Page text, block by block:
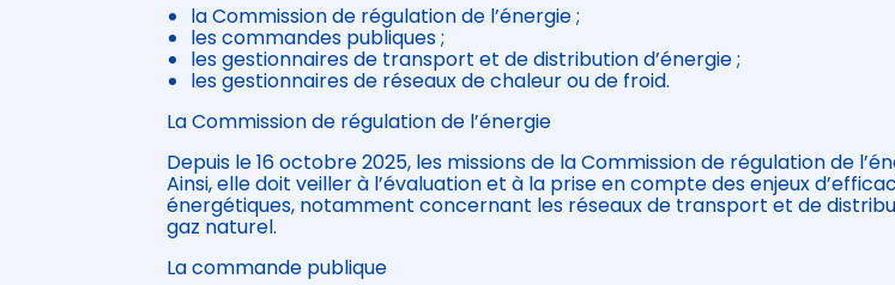
la Commission de régulation de l’énergie ;
les commandes publiques ;
les gestionnaires de transport et de distribution d’énergie ;
les gestionnaires de réseaux de chaleur ou de froid.
La Commission de régulation de l’énergie
Depuis le 16 octobre 2025, les missions de la Commission de régulation de
Ainsi, elle doit veiller à l’évaluation et à la prise en compte des enjeux
énergétiques, notamment concernant les réseaux de transport et de
gaz naturel.
La commande publique